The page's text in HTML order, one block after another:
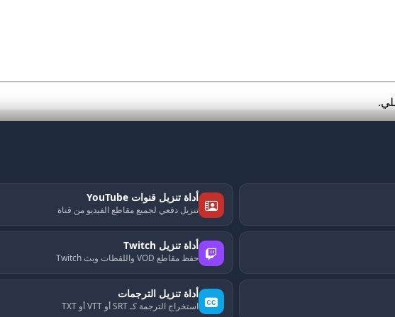
أداة تنزيل قنوات YouTube
تنزيل دفعي لجميع مقاطع الفيديو من قناة
أداة تنزيل Twitch
حفظ مقاطع VOD واللقطات وبث Twitch
أداة تنزيل الترجمات
استخراج الترجمة كـ SRT أو VTT أو TXT